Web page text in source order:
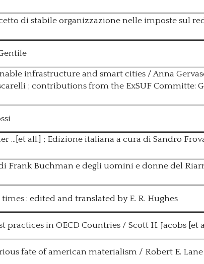
di stabile organizzazione nelle imposte sul
infrastructure and smart cities / Anna
; contributions from the ExSUF Committe:
...[et all.] ; Edizione italiana a cura di Sandro
Frank Buchman e degli uomini e donne del
: edited and translated by E. R. Hughes
practices in OECD Countries / Scott H. Jacobs [et
fate of american materialism / Robert E. Lane